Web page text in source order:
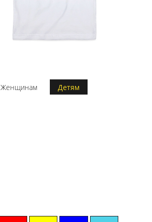
Женщинам Детям